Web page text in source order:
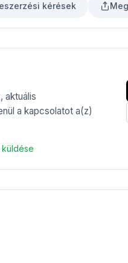
kérések
aktuális
a kapcsolatot a(z)